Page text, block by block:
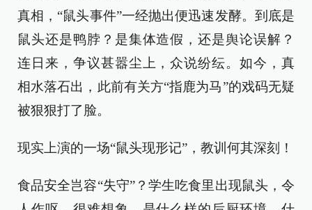
真相，“鼠头事件”一经抛出便迅速发酵。到底是
鼠头还是鸭脖？是集体造假，还是舆论误解？
连日来，争议甚嚣尘上，众说纷纭。如今，真
相水落石出，此前有关方“指鹿为马”的戏码无疑
被狠狠打了脸。
现实上演的一场“鼠头现形记”，教训何其深刻！
食品安全岂容“失守”？学生吃食里出现鼠头，令